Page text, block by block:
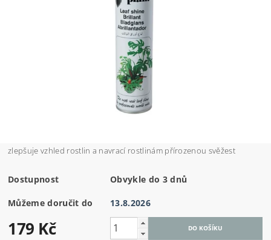
zlepšuje vzhled rostlin a navrací rostlinám přírozenou svěžest
Dostupnost Obvykle do 3 dnů
Můžeme doručit do 13.8.2026
179 Kč